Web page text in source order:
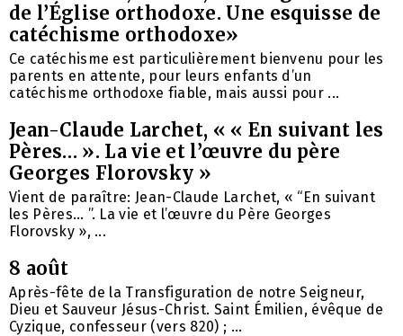
de l’Église orthodoxe. Une esquisse de
catéchisme orthodoxe»
Ce catéchisme est particulièrement bienvenu pour les
parents en attente, pour leurs enfants d’un
catéchisme orthodoxe fiable, mais aussi pour ...
Jean-Claude Larchet, « « En suivant les
Pères… ». La vie et l’œuvre du père
Georges Florovsky »
Vient de paraître: Jean-Claude Larchet, « “En suivant
les Pères… ”. La vie et l’œuvre du Père Georges
Florovsky », ...
8 août
Après-fête de la Transfiguration de notre Seigneur,
Dieu et Sauveur Jésus-Christ. Saint Émilien, évêque de
Cyzique, confesseur (vers 820) ; ...